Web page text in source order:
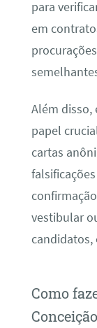
para
em
Além disso,
papel
cartas
vestibular
candidatos,
Como